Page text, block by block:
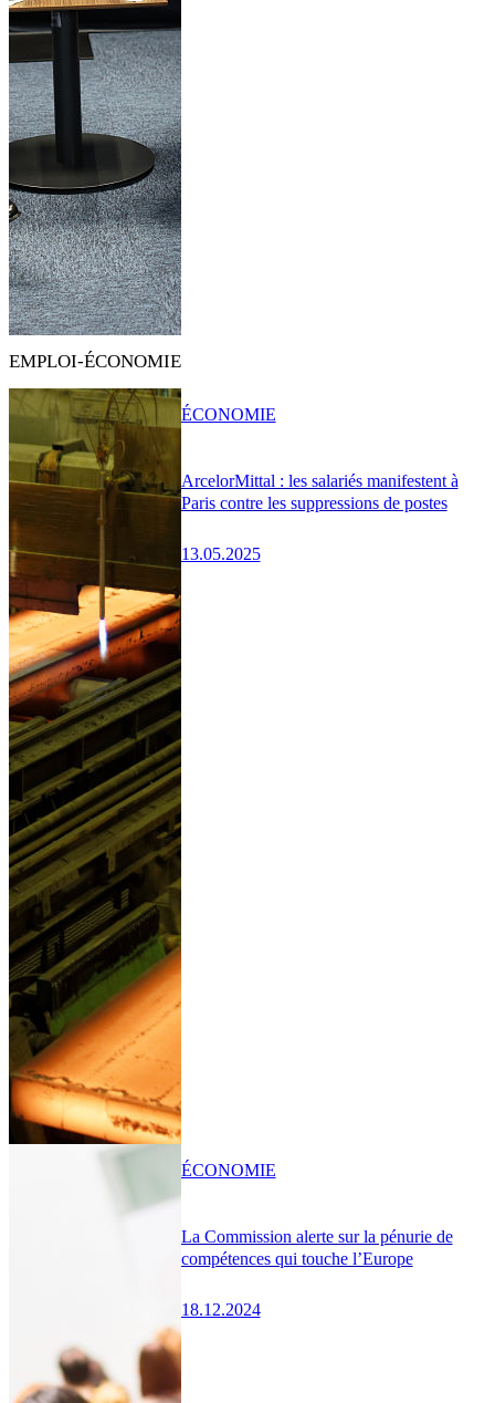
EMPLOI-ÉCONOMIE
ArcelorMittal : les salariés manifestent à
Paris contre les suppressions de postes
13.05.2025
ÉCONOMIE
La Commission alerte sur la pénurie de
compétences qui touche l’Europe
18.12.2024
ÉCONOMIE